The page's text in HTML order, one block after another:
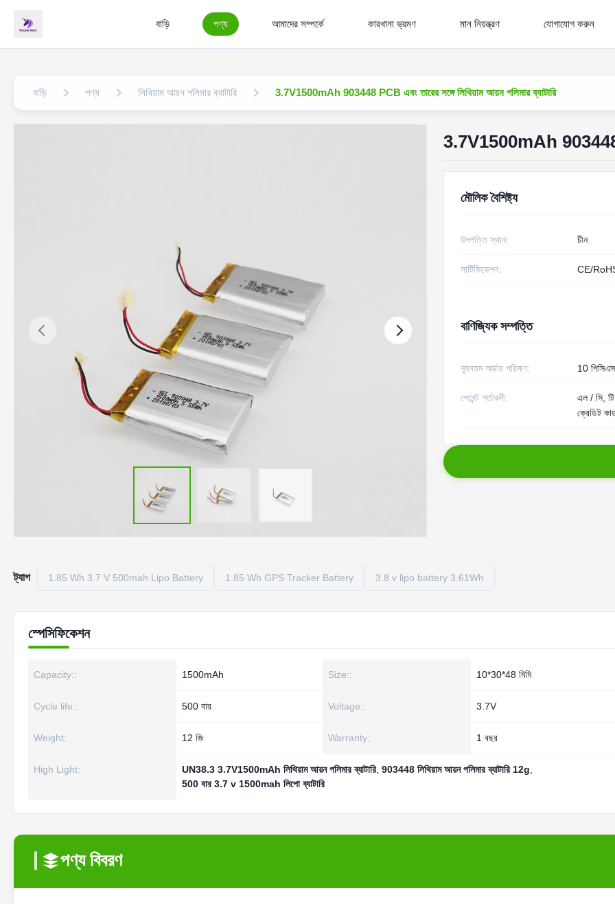
বাড়ি পণ্য আমাদের সম্পর্কে কারখানা ভ্রমণ মান নিয়ন্ত্রণ যোগাযোগ করুন
বাড়ি পণ্য লিথিয়াম আয়ন পলিমার ব্যাটারি 3.7V1500mAh 903448 PCB এবং তারের সঙ্গে লিথিয়াম আয়ন পলিমার ব্যাটারি
3.7V1500mAh 903448
মৌলিক বৈশিষ্ট্য
উৎপত্তি স্থান: চীন
সার্টিফিকেশন: CE/
বাণিজ্যিক সম্পত্তি
ন্যূনতম অর্ডার পরিমাণ: 10
পেমেন্ট শর্তাবলী:
এল / সি, টি
ক্রেডিট
ট্যাগ 1.85 Wh 3.7 V 500mah Lipo Battery 1.85 Wh GPS Tracker Battery 3.8 v lipo battery 3.61Wh
স্পেসিফিকেশন
Capacity:: 1500mAh Size:: 10*30*48 মিমি
Cycle life:: 500 বার Voltage:: 3.7V
Weight: 12 জি Warranty: 1 বছর
High Light: UN38.3 3.7V1500mAh লিথিয়াম আয়ন পলিমার ব্যাটারি 903448 লিথিয়াম আয়ন পলিমার ব্যাটারি 12g
500 বার 3.7 v 1500mah লিপো ব্যাটারি
পণ্য বিবরণ